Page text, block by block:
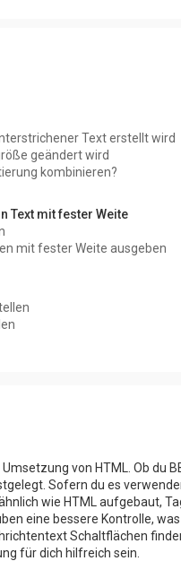
Text erstellt wird
geändert wird
kombinieren?
Text mit fester Weite
mit fester Weite ausgeben
von HTML. Ob du
Sofern du es
wie HTML aufgebaut,
eine bessere Kontrolle,
Schaltflächen
für dich hilfreich sein.